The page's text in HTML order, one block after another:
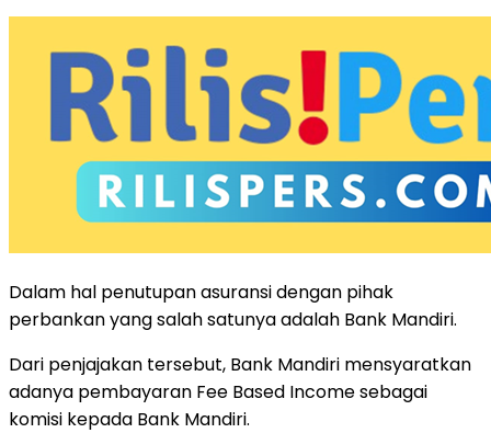
Dalam hal penutupan asuransi dengan pihak
perbankan yang salah satunya adalah Bank Mandiri.
Dari penjajakan tersebut, Bank Mandiri mensyaratkan
adanya pembayaran Fee Based Income sebagai
komisi kepada Bank Mandiri.